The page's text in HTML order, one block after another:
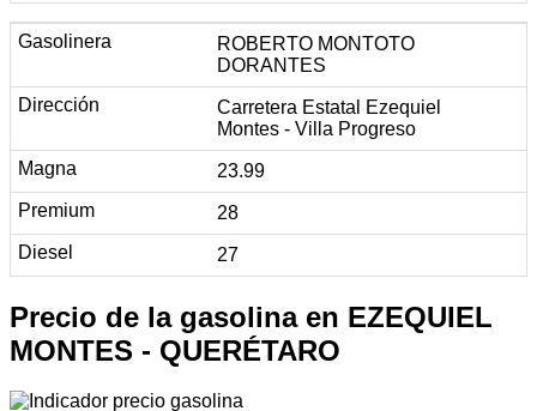
ROBERTO MONTOTO
DORANTES
Carretera Estatal Ezequiel
Montes - Villa Progreso
23.99
28
27
Precio de la gasolina en EZEQUIEL
MONTES - QUERÉTARO